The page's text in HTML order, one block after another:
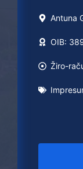
Antuna
OIB:
Žiro-